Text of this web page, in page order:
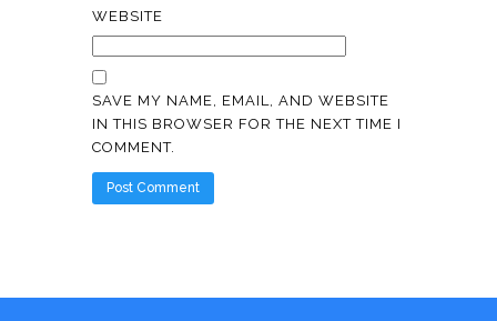
WEBSITE
SAVE MY NAME, EMAIL, AND WEBSITE
IN THIS BROWSER FOR THE NEXT TIME I
COMMENT.